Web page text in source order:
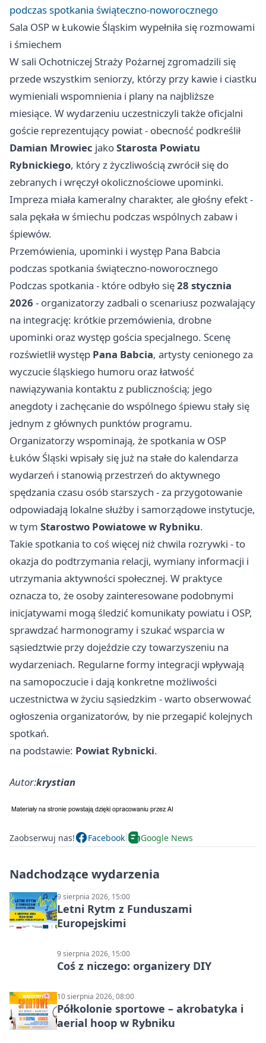
podczas spotkania świąteczno-noworocznego
Sala OSP w Łukowie Śląskim wypełniła się rozmowami
i śmiechem
W sali Ochotniczej Straży Pożarnej zgromadzili się
przede wszystkim seniorzy, którzy przy kawie i ciastku
wymieniali wspomnienia i plany na najbliższe
miesiące. W wydarzeniu uczestniczyli także oficjalni
goście reprezentujący powiat - obecność podkreślił
Damian Mrowiec jakoStarosta Powiatu
Rybnickiego, który z życzliwością zwrócił się do
zebranych i wręczył okolicznościowe upominki.
Impreza miała kameralny charakter, ale głośny efekt -
sala pękała w śmiechu podczas wspólnych zabaw i
śpiewów.
Przemówienia, upominki i występ Pana Babcia
podczas spotkania świąteczno-noworocznego
Podczas spotkania - które odbyło się28 stycznia
2026 - organizatorzy zadbali o scenariusz pozwalający
na integrację: krótkie przemówienia, drobne
upominki oraz występ gościa specjalnego. Scenę
rozświetlił występ Pana Babcia, artysty cenionego za
wyczucie śląskiego humoru oraz łatwość
nawiązywania kontaktu z publicznością; jego
anegdoty i zachęcanie do wspólnego śpiewu stały się
jednym z głównych punktów programu.
Organizatorzy wspominają, że spotkania w OSP
Łuków Śląski wpisały się już na stałe do kalendarza
wydarzeń i stanowią przestrzeń do aktywnego
spędzania czasu osób starszych - za przygotowanie
odpowiadają lokalne służby i samorządowe instytucje,
w tym Starostwo Powiatowe w Rybniku.
Takie spotkania to coś więcej niż chwila rozrywki - to
okazja do podtrzymania relacji, wymiany informacji i
utrzymania aktywności społecznej. W praktyce
oznacza to, że osoby zainteresowane podobnymi
inicjatywami mogą śledzić komunikaty powiatu i OSP,
sprawdzać harmonogramy i szukać wsparcia w
sąsiedztwie przy dojeździe czy towarzyszeniu na
wydarzeniach. Regularne formy integracji wpływają
na samopoczucie i dają konkretne możliwości
uczestnictwa w życiu sąsiedzkim - warto obserwować
ogłoszenia organizatorów, by nie przegapić kolejnych
spotkań.
na podstawie: Powiat Rybnicki.
Autor:krystian
Zaobserwuj nas! Facebook Google News
Nadchodzące wydarzenia
9 sierpnia 2026, 15:00
Letni Rytm z Funduszami
Europejskimi
9 sierpnia 2026, 15:00
Coś z niczego: organizery DIY
10 sierpnia 2026, 08:00
Półkolonie sportowe – akrobatyka i
aerial hoop w Rybniku